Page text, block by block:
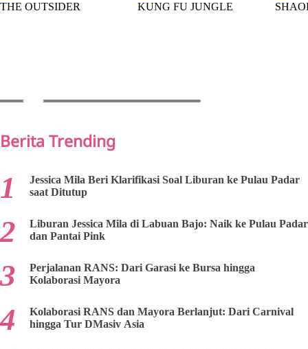
THE OUTSIDER
KUNG FU JUNGLE
Berita Trending
Jessica Mila Beri Klarifikasi Soal Liburan ke Pulau Padar
saat Ditutup
Liburan Jessica Mila di Labuan Bajo: Naik ke Pulau Padar
dan Pantai Pink
Perjalanan RANS: Dari Garasi ke Bursa hingga
Kolaborasi Mayora
Kolaborasi RANS dan Mayora Berlanjut: Dari Carnival
hingga Tur DMasiv Asia